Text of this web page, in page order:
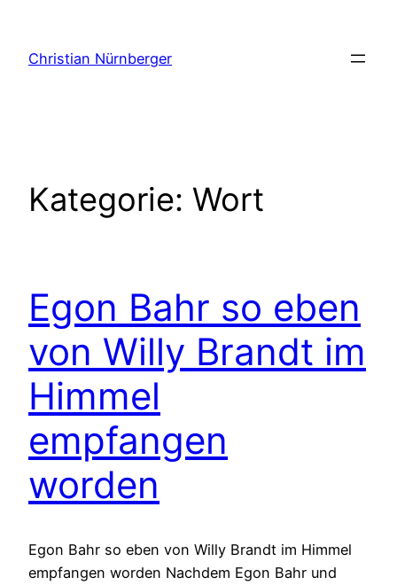
springen
Christian Nürnberger
Kategorie: Wort
Egon Bahr so eben
von Willy Brandt im
Himmel
empfangen
worden
Egon Bahr so eben von Willy Brandt im Himmel
empfangen worden Nachdem Egon Bahr und